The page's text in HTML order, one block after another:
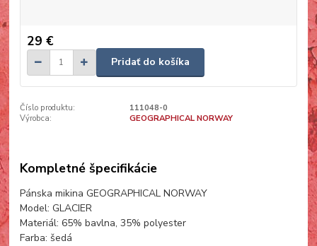
29 €
Pridať do košíka
Číslo produktu:
111048-0
Výrobca:
GEOGRAPHICAL NORWAY
Kompletné špecifikácie
Pánska mikina GEOGRAPHICAL NORWAY
Model: GLACIER
Materiál: 65% bavlna, 35% polyester
Farba: šedá